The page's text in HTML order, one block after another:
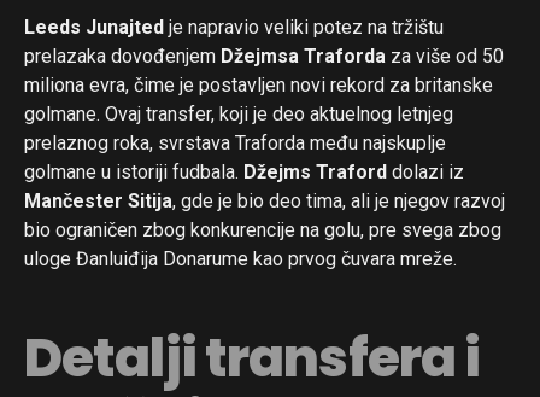
Leeds Junajted je napravio veliki potez na tržištu
prelazaka dovođenjem Džejmsa Traforda za više od 50
miliona evra, čime je postavljen novi rekord za britanske
golmane. Ovaj transfer, koji je deo aktuelnog letnjeg
prelaznog roka, svrstava Traforda među najskuplje
golmane u istoriji fudbala. Džejms Traford dolazi iz
Mančester Sitija, gde je bio deo tima, ali je njegov razvoj
bio ograničen zbog konkurencije na golu, pre svega zbog
uloge Đanluiđija Donarume kao prvog čuvara mreže.
Detalji transfera i